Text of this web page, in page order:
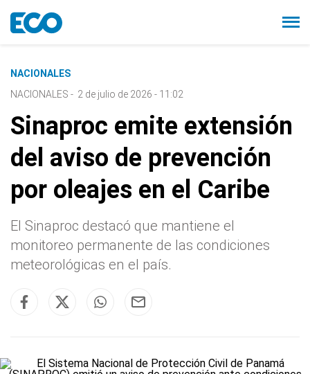
NACIONALES
NACIONALES - 2 de julio de 2026 - 11:02
Sinaproc emite extensión
del aviso de prevención
por oleajes en el Caribe
El Sinaproc destacó que mantiene el
monitoreo permanente de las condiciones
meteorológicas en el país.